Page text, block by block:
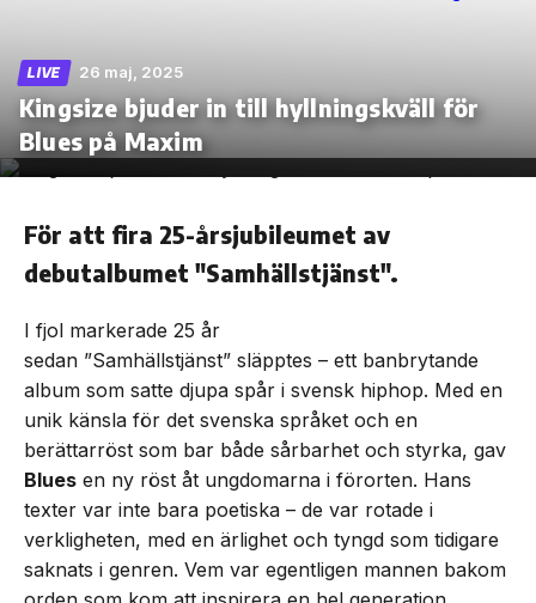
Skip
the
content
LIVE 26 maj, 2025
Kingsize bjuder in till hyllningskväll för
Blues på Maxim
För att fira 25-årsjubileumet av
debutalbumet "Samhällstjänst".
I fjol markerade 25 år
sedan ”Samhällstjänst” släpptes – ett banbrytande
album som satte djupa spår i svensk hiphop. Med en
unik känsla för det svenska språket och en
berättarröst som bar både sårbarhet och styrka, gav
Blues en ny röst åt ungdomarna i förorten. Hans
texter var inte bara poetiska – de var rotade i
verkligheten, med en ärlighet och tyngd som tidigare
saknats i genren. Vem var egentligen mannen bakom